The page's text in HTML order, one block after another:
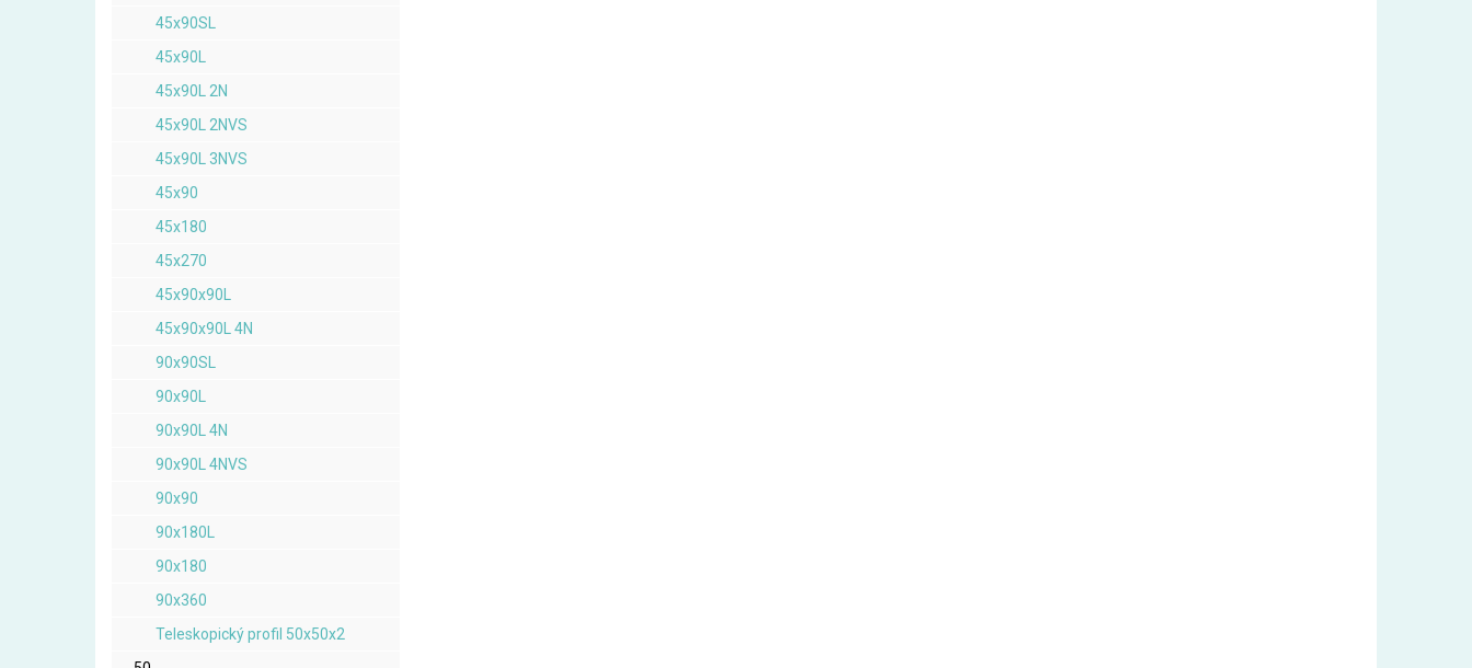
45x90SL
45x90L
45x90L 2N
45x90L 2NVS
45x90L 3NVS
45x90
45x180
45x270
45x90x90L
45x90x90L 4N
90x90SL
90x90L
90x90L 4N
90x90L 4NVS
90x90
90x180L
90x180
90x360
Teleskopický profil 50x50x2